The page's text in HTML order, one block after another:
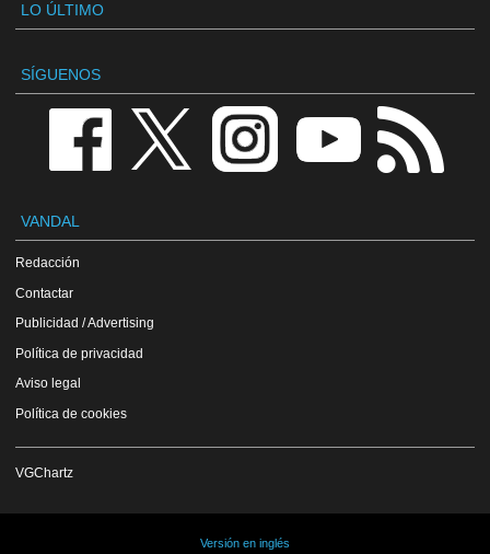
LO ÚLTIMO
SÍGUENOS
VANDAL
Redacción
Contactar
Publicidad / Advertising
Política de privacidad
Aviso legal
Política de cookies
VGChartz
Versión en inglés